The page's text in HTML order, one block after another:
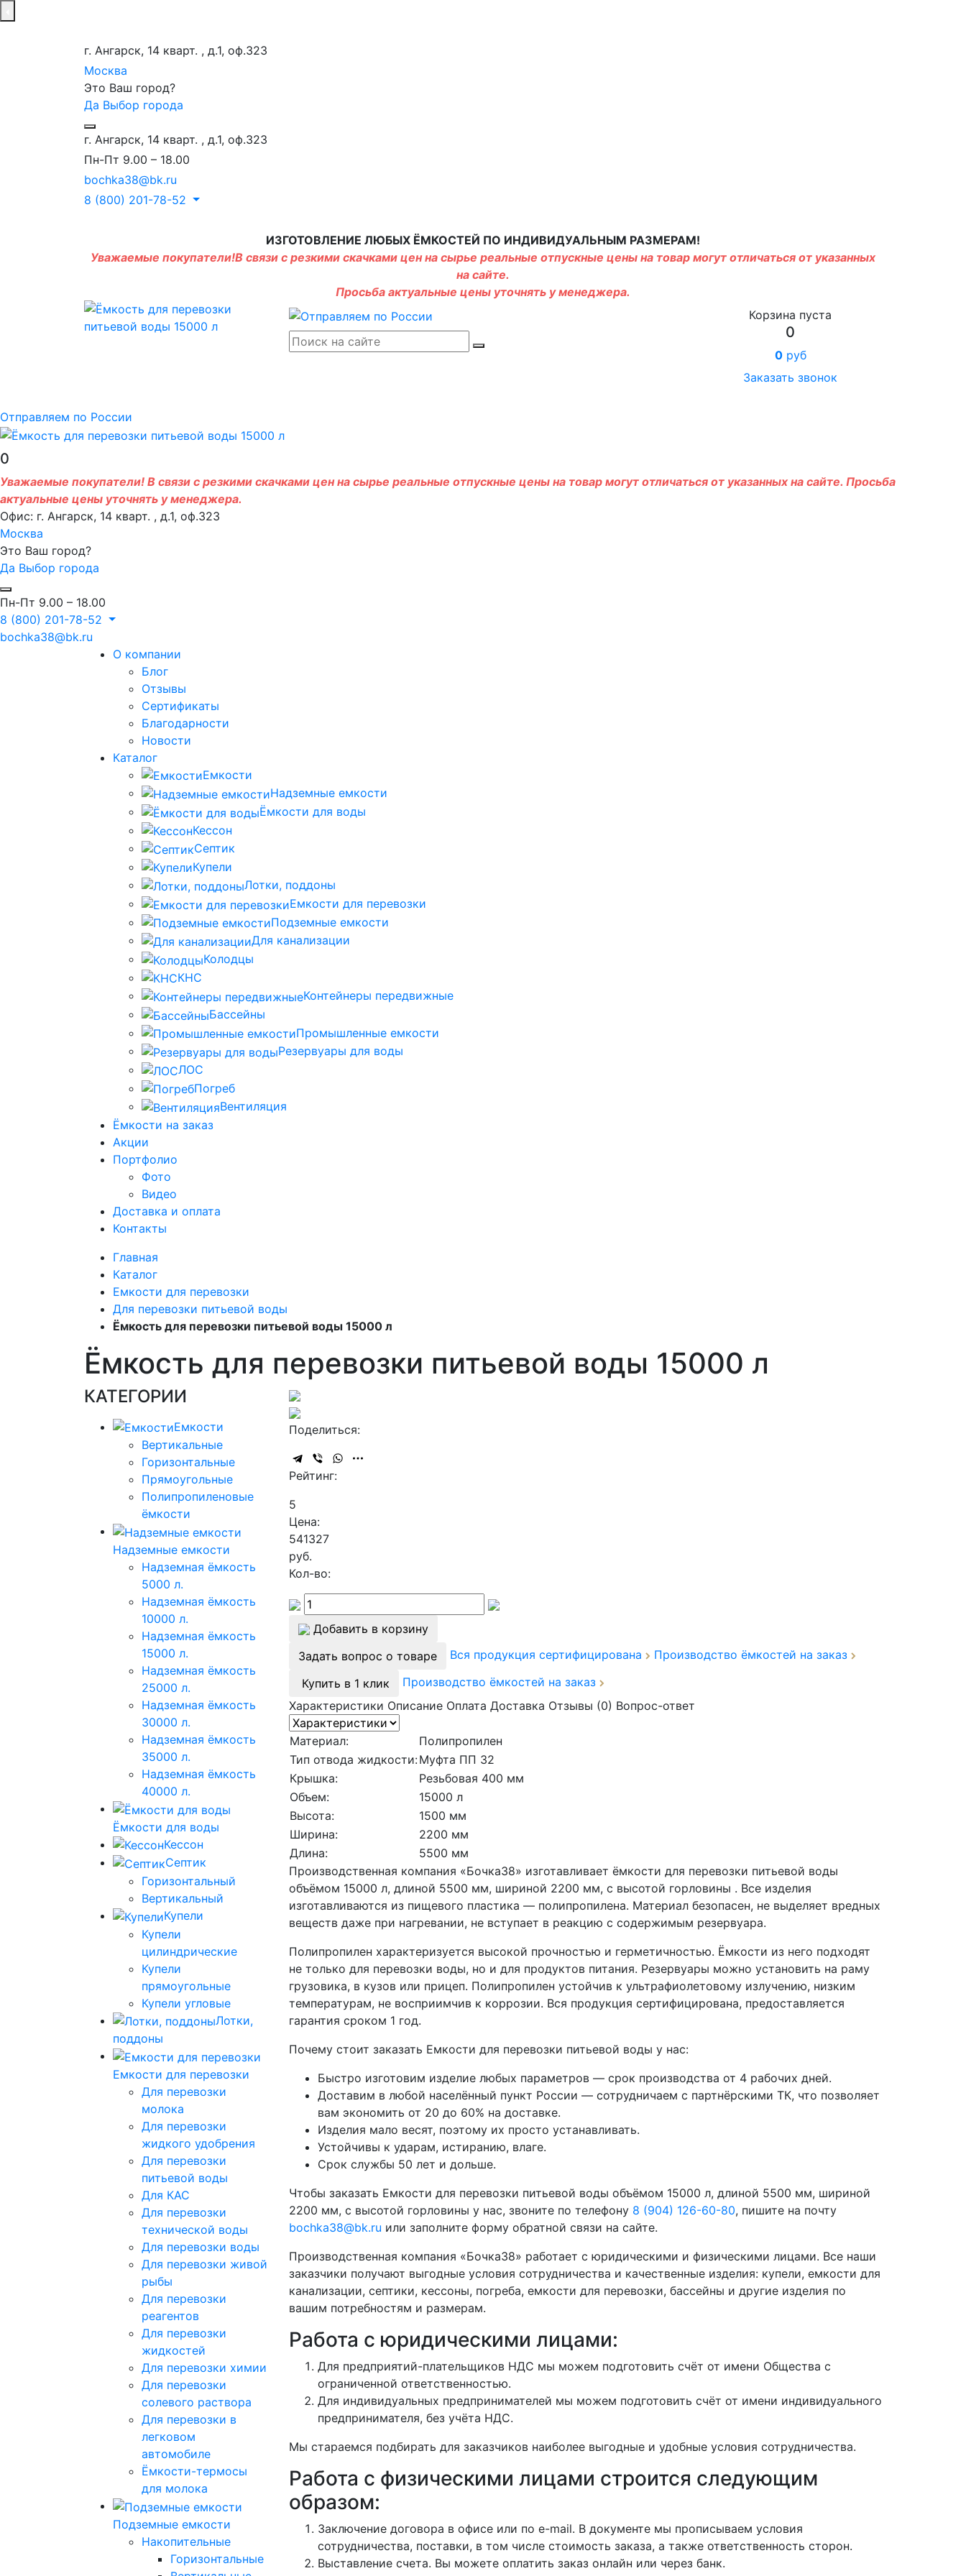
г. Ангарск, 14 кварт. , д.1, оф.323
Москва
Это Ваш город?
Да Выбор города
г. Ангарск, 14 кварт. , д.1, оф.323
Пн-Пт 9.00 – 18.00
bochka38@bk.ru
8 (800) 201-78-52
ИЗГОТОВЛЕНИЕ ЛЮБЫХ ЁМКОСТЕЙ ПО ИНДИВИДУАЛЬНЫМ РАЗМЕРАМ!
Уважаемые покупатели!В связи с резкими скачками цен на сырье реальные отпускные цены на товар могут отличаться от указанных
на сайте.
Просьба актуальные цены уточнять у менеджера.
Корзина пуста
0
0руб
Заказать звонок
Отправляем по России
0
Уважаемые покупатели! В связи с резкими скачками цен на сырье реальные отпускные цены на товар могут отличаться от указанных на сайте. Просьба
актуальные цены уточнять у менеджера.
Офис: г. Ангарск, 14 кварт. , д.1, оф.323
Москва
Это Ваш город?
Да Выбор города
Пн-Пт 9.00 – 18.00
8 (800) 201-78-52
bochka38@bk.ru
О компании
Блог
Отзывы
Сертификаты
Благодарности
Новости
Каталог
Емкости
Надземные емкости
Ёмкости для воды
Кессон
Септик
Купели
Лотки, поддоны
Емкости для перевозки
Подземные емкости
Для канализации
Колодцы
КНС
Контейнеры передвижные
Бассейны
Промышленные емкости
Резервуары для воды
ЛОС
Погреб
Вентиляция
Ёмкости на заказ
Акции
Портфолио
Фото
Видео
Доставка и оплата
Контакты
Главная
Каталог
Емкости для перевозки
Для перевозки питьевой воды
Ёмкость для перевозки питьевой воды 15000 л
Ёмкость для перевозки питьевой воды 15000 л
КАТЕГОРИИ
Емкости
Вертикальные
Горизонтальные
Прямоугольные
Полипропиленовые
ёмкости
Надземные емкости
Надземная ёмкость
5000 л.
Надземная ёмкость
10000 л.
Надземная ёмкость
15000 л.
Надземная ёмкость
25000 л.
Надземная ёмкость
30000 л.
Надземная ёмкость
35000 л.
Надземная ёмкость
40000 л.
Ёмкости для воды
Кессон
Септик
Горизонтальный
Вертикальный
Купели
Купели
цилиндрические
Купели
прямоугольные
Купели угловые
Лотки,
поддоны
Емкости для перевозки
Для перевозки
молока
Для перевозки
жидкого удобрения
Для перевозки
питьевой воды
Для КАС
Для перевозки
технической воды
Для перевозки воды
Для перевозки живой
рыбы
Для перевозки
реагентов
Для перевозки
жидкостей
Для перевозки химии
Для перевозки
солевого раствора
Для перевозки в
легковом
автомобиле
Ёмкости-термосы
для молока
Подземные емкости
Накопительные
Горизонтальные
Поделиться:
Рейтинг:
5
Цена:
541327
руб.
Кол-во:
Добавить в корзину
Задать вопрос о товаре
Вся продукция сертифицирована
Производство ёмкостей на заказ
Купить в 1 клик
Производство ёмкостей на заказ
Характеристики Описание Оплата Доставка Отзывы (0) Вопрос-ответ
Материал:
Полипропилен
Тип отвода жидкости:Муфта ПП 32
Крышка:
Резьбовая 400 мм
Объем:
15000 л
Высота:
1500 мм
Ширина:
2200 мм
Длина:
5500 мм
Производственная компания «Бочка38» изготавливает ёмкости для перевозки питьевой воды
объёмом 15000 л, длиной 5500 мм, шириной 2200 мм, с высотой горловины . Все изделия
изготавливаются из пищевого пластика — полипропилена. Материал безопасен, не выделяет вредных
веществ даже при нагревании, не вступает в реакцию с содержимым резервуара.
Полипропилен характеризуется высокой прочностью и герметичностью. Ёмкости из него подходят
не только для перевозки воды, но и для продуктов питания. Резервуары можно установить на раму
грузовика, в кузов или прицеп. Полипропилен устойчив к ультрафиолетовому излучению, низким
температурам, не восприимчив к коррозии. Вся продукция сертифицирована, предоставляется
гарантия сроком 1 год.
Почему стоит заказать Емкости для перевозки питьевой воды у нас:
Быстро изготовим изделие любых параметров — срок производства от 4 рабочих дней.
Доставим в любой населённый пункт России — сотрудничаем с партнёрскими ТК, что позволяет
вам экономить от 20 до 60% на доставке.
Изделия мало весят, поэтому их просто устанавливать.
Устойчивы к ударам, истиранию, влаге.
Срок службы 50 лет и дольше.
Чтобы заказать Емкости для перевозки питьевой воды объёмом 15000 л, длиной 5500 мм, шириной
2200 мм, с высотой горловины у нас, звоните по телефону 8 (904) 126-60-80, пишите на почту
bochka38@bk.ru или заполните форму обратной связи на сайте.
Производственная компания «Бочка38» работает с юридическими и физическими лицами. Все наши
заказчики получают выгодные условия сотрудничества и качественные изделия: купели, емкости для
канализации, септики, кессоны, погреба, емкости для перевозки, бассейны и другие изделия по
вашим потребностям и размерам.
Работа с юридическими лицами:
Для предприятий-плательщиков НДС мы можем подготовить счёт от имени Общества с
ограниченной ответственностью.
Для индивидуальных предпринимателей мы можем подготовить счёт от имени индивидуального
предпринимателя, без учёта НДС.
Мы стараемся подбирать для заказчиков наиболее выгодные и удобные условия сотрудничества.
Работа с физическими лицами строится следующим
образом:
Заключение договора в офисе или по e-mail. В документе мы прописываем условия
сотрудничества, поставки, в том числе стоимость заказа, а также ответственность сторон.
Выставление счета. Вы можете оплатить заказ онлайн или через банк.